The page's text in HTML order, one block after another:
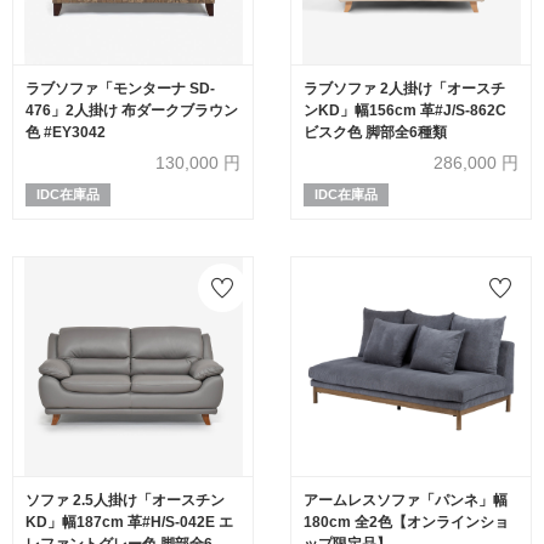
ラブソファ「モンターナ SD-
476」2人掛け 布ダークブラウン
色 #EY3042
130,000 円
IDC在庫品
ラブソファ 2人掛け「オースチ
ンKD」幅156cm 革#J/S-862C
ビスク色 脚部全6種類
286,000 円
IDC在庫品
ソファ 2.5人掛け「オースチン
KD」幅187cm 革#H/S-042E エ
アームレスソファ「パンネ」幅
180cm 全2色【オンラインショ